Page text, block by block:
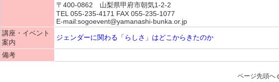
〒400-0862 山梨県甲府市朝気1-2-2
TEL 055-235-4171 FAX 055-235-1077
E-mail:sogoevent@yamanashi-bunka.or.jp
講座・イベント
案内
ジェンダーに関わる「らしさ」はどこからきたのか
備考
ページ先頭へ